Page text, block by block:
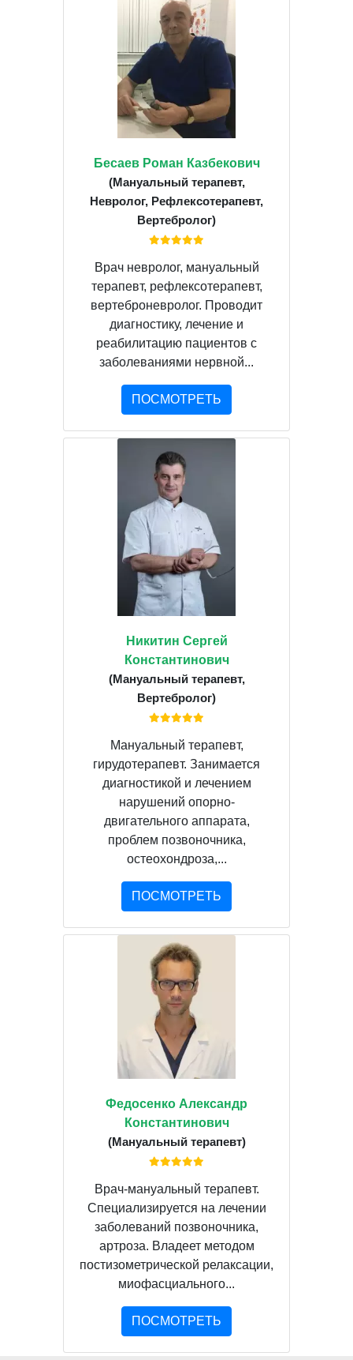
Бесаев Роман Казбекович
(Мануальный терапевт,
Невролог, Рефлексотерапевт,
Вертебролог)
Врач невролог, мануальный
терапевт, рефлексотерапевт,
вертеброневролог. Проводит
диагностику, лечение и
реабилитацию пациентов с
заболеваниями нервной...
ПОСМОТРЕТЬ
Никитин Сергей
Константинович
(Мануальный терапевт,
Вертебролог)
Мануальный терапевт,
гирудотерапевт. Занимается
диагностикой и лечением
нарушений опорно-
двигательного аппарата,
проблем позвоночника,
остеохондроза,...
ПОСМОТРЕТЬ
Федосенко Александр
Константинович
(Мануальный терапевт)
Врач-мануальный терапевт.
Специализируется на лечении
заболеваний позвоночника,
артроза. Владеет методом
постизометрической релаксации,
миофасциального...
ПОСМОТРЕТЬ